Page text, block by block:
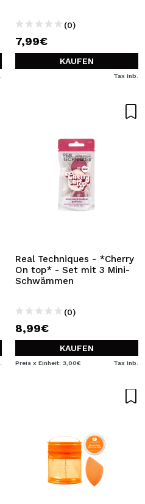
(0)
7,99€
KAUFEN
Tax Inb.
Real Techniques - *Cherry
On top* - Set mit 3 Mini-
Schwämmen
(0)
8,99€
KAUFEN
Preis x Einheit: 3,00€ Tax Inb.